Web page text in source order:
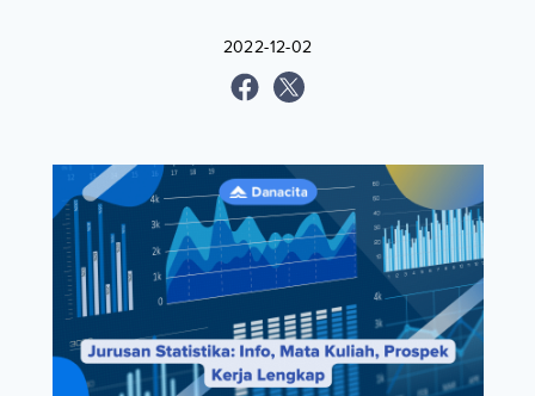
2022-12-02